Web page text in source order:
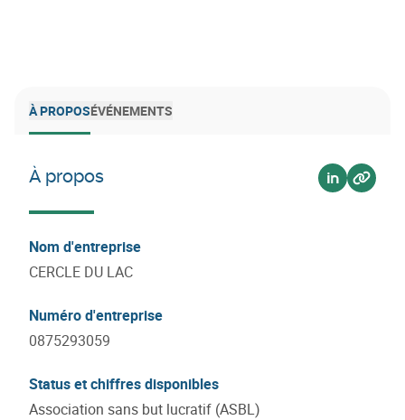
À PROPOSÉVÉNEMENTS
À propos
Voir sur
Voir
Nom d'entreprise
CERCLE DU LAC
Numéro d'entreprise
0875293059
Status et chiffres disponibles
Association sans but lucratif (ASBL)